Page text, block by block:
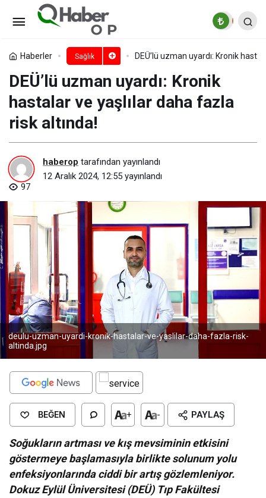
Haberler Sağlık DEÜ’lü uzman uyardı: Kronik
DEÜ’lü uzman uyardı: Kronik
hastalar ve yaşlılar daha fazla
risk altında!
haberop tarafından yayınlandı
12 Aralık 2024, 12:55 yayınlandı
97
deulu-uzman-uyardi-kronik-hastalar-ve-yaslilar-daha-fazla-risk-
altinda.jpg
BEĞEN + - PAYLAŞ
Soğukların artması ve kış mevsiminin etkisini
göstermeye başlamasıyla birlikte solunum yolu
enfeksiyonlarında ciddi bir artış gözlemleniyor.
Dokuz Eylül Üniversitesi (DEÜ) Tıp Fakültesi
Tiroit problemleri kalbi olumsuz
etkileyebilir
Yorum Yap